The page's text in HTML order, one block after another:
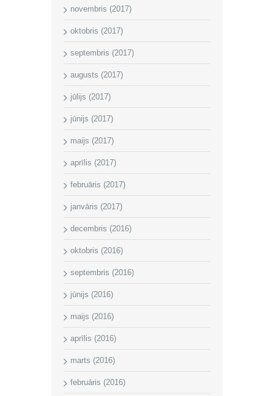
novembris (2017)
oktobris (2017)
septembris (2017)
augusts (2017)
jūlijs (2017)
jūnijs (2017)
maijs (2017)
aprīlis (2017)
februāris (2017)
janvāris (2017)
decembris (2016)
oktobris (2016)
septembris (2016)
jūnijs (2016)
maijs (2016)
aprīlis (2016)
marts (2016)
februāris (2016)